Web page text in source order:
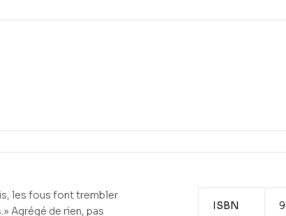
les fous font trembler
Agrégé de rien, pas
ISBN